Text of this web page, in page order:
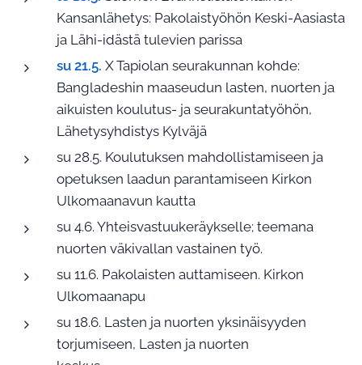
Kansanlähetys: Pakolaistyöhön Keski-Aasiasta
ja Lähi-idästä tulevien parissa
su 21.5. X Tapiolan seurakunnan kohde:
Bangladeshin maaseudun lasten, nuorten ja
aikuisten koulutus- ja seurakuntatyöhön,
Lähetysyhdistys Kylväjä
su 28.5. Koulutuksen mahdollistamiseen ja
opetuksen laadun parantamiseen Kirkon
Ulkomaanavun kautta
su 4.6. Yhteisvastuukeräykselle; teemana
nuorten väkivallan vastainen työ.
su 11.6. Pakolaisten auttamiseen. Kirkon
Ulkomaanapu
su 18.6. Lasten ja nuorten yksinäisyyden
torjumiseen, Lasten ja nuorten